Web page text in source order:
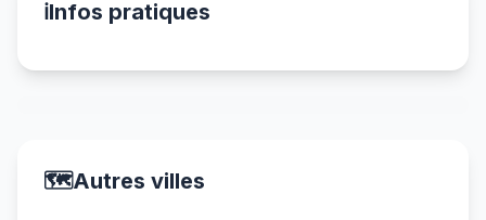
ℹ️Infos pratiques
🗺️Autres villes